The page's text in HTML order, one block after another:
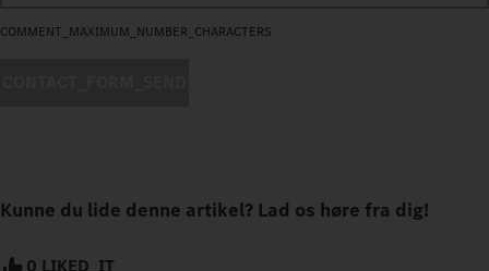
COMMENT_MAXIMUM_NUMBER_CHARACTERS
Kunne du lide denne artikel? Lad os høre fra dig!
0 LIKED_IT